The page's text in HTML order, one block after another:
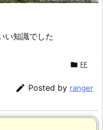
い知識でした
 FF
 Posted by ranger